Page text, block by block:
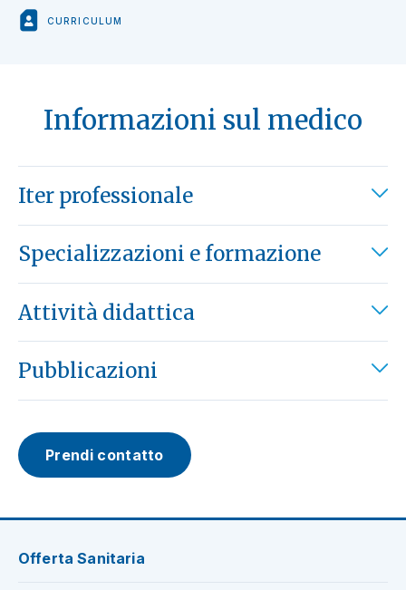
CURRICULUM
Informazioni sul medico
Iter professionale
Specializzazioni e formazione
Attività didattica
Pubblicazioni
Prendi contatto
Offerta Sanitaria